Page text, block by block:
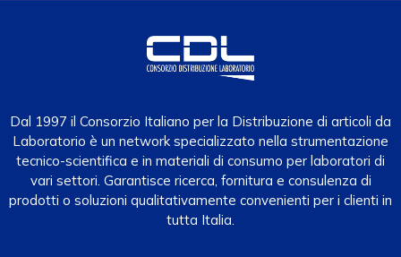
Dal 1997 il Consorzio Italiano per la Distribuzione di articoli da
Laboratorio è un network specializzato nella strumentazione
tecnico-scientifica e in materiali di consumo per laboratori di
vari settori. Garantisce ricerca, fornitura e consulenza di
prodotti o soluzioni qualitativamente convenienti per i clienti in
tutta Italia.